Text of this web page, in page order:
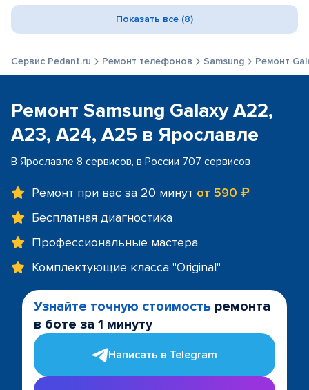
Показать все (8)
Сервис Pedant.ru Ремонт телефонов Samsung Ремонт
Ремонт Samsung Galaxy A22,
A23, A24, A25 в Ярославле
В Ярославле 8 сервисов, в России 707 сервисов
Ремонт при вас за 20 минут от 590 ₽
Бесплатная диагностика
Профессиональные мастера
Комплектующие класса "Original"
Узнайте точную стоимость ремонта
в боте за 1 минуту
Написать в Telegram